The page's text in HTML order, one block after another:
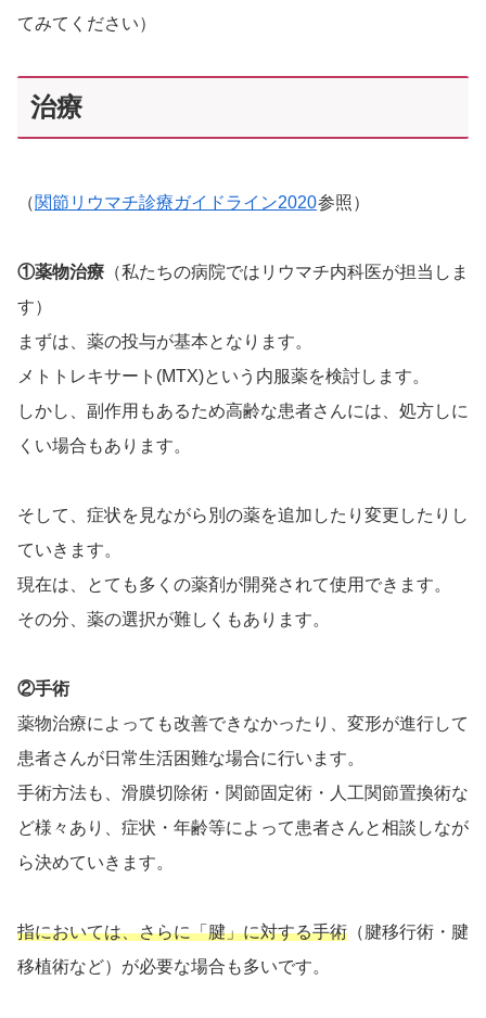
てみてください）
治療
（関節リウマチ診療ガイドライン2020参照）
①薬物治療 （私たちの病院ではリウマチ内科医が担当しま
す）
まずは、薬の投与が基本となります。
メトトレキサート(MTX)という内服薬を検討します。
しかし、副作用もあるため高齢な患者さんには、処方しに
くい場合もあります。
そして、症状を見ながら別の薬を追加したり変更したりし
ていきます。
現在は、とても多くの薬剤が開発されて使用できます。
その分、薬の選択が難しくもあります。
②手術
薬物治療によっても改善できなかったり、変形が進行して
患者さんが日常生活困難な場合に行います。
手術方法も、滑膜切除術・関節固定術・人工関節置換術な
ど様々あり、症状・年齢等によって患者さんと相談しなが
ら決めていきます。
指においては、さらに「腱」に対する手術 （腱移行術・腱
移植術など）が必要な場合も多いです。